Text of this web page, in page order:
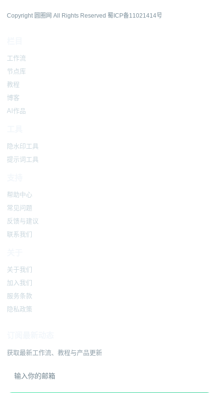
Copyright 圆圈网 All Rights Reserved 蜀ICP备11021414号
工作流
节点库
教程
博客
AI作品
隐水印工具
提示词工具
帮助中心
常见问题
反馈与建议
联系我们
关于我们
加入我们
服务条款
隐私政策
获取最新工作流、教程与产品更新